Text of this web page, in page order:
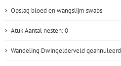
Opslag bloed en wangslijm swabs
Atuk Aantal nesten: 0
Wandeling Dwingelderveld geannuleerd